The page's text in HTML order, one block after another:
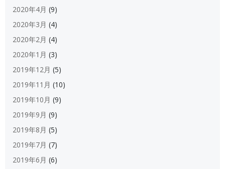
2020年4月 (9)
2020年3月 (4)
2020年2月 (4)
2020年1月 (3)
2019年12月 (5)
2019年11月 (10)
2019年10月 (9)
2019年9月 (9)
2019年8月 (5)
2019年7月 (7)
2019年6月 (6)